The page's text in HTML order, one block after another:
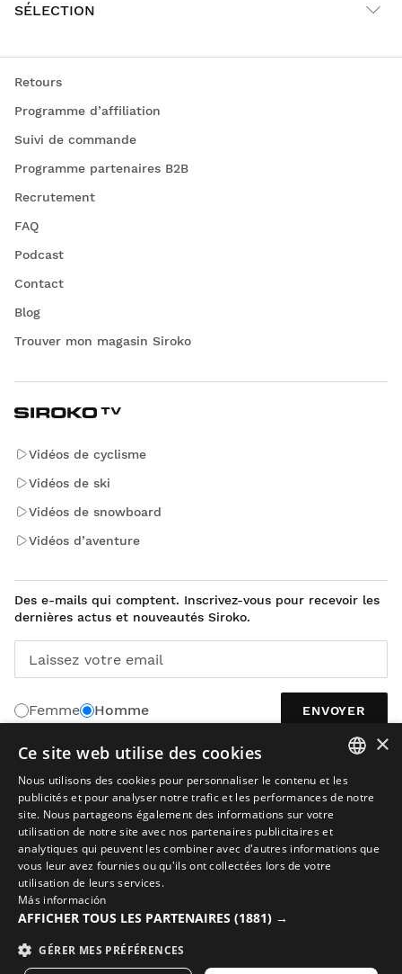
SÉLECTION
Retours
Programme d’affiliation
Suivi de commande
Programme partenaires B2B
Recrutement
FAQ
Podcast
Contact
Blog
Trouver mon magasin Siroko
Vidéos de cyclisme
Vidéos de ski
Vidéos de snowboard
Vidéos d’aventure
Des e-mails qui comptent. Inscrivez-vous pour recevoir les
dernières actus et nouveautés Siroko.
Laissez votre email
Femme Homme ENVOYER
FRANÇAIS
ENGLISH
GREEK
×
Ce site web utilise des cookies
Nous utilisons des cookies pour personnaliser le contenu et les
publicités et pour analyser notre trafic et les performances de notre
site. Nous partageons également des informations sur votre
utilisation de notre site avec nos partenaires publicitaires et
analytiques qui peuvent les combiner avec d'autres informations que
vous leur avez fournies ou qu'ils ont collectées lors de votre
utilisation de leurs services.
Más información
AFFICHER TOUS LES PARTENAIRES (1881) →
GÉRER MES PRÉFÉRENCES